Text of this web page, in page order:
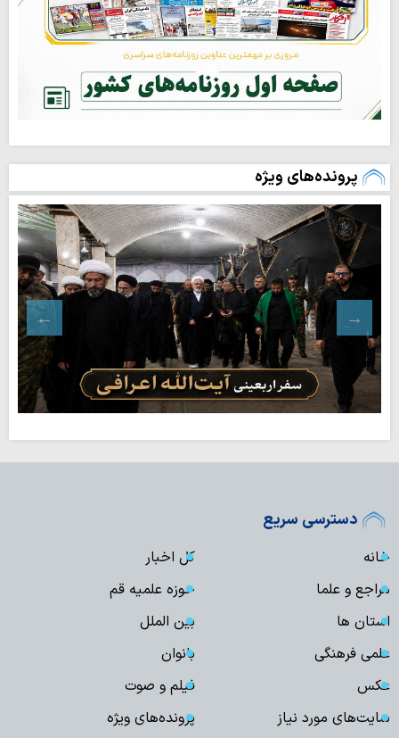
پرونده‌های ویژه
دسترسی سریع
خانه
کل اخبار
مراجع و علما
حوزه علمیه قم
استان ها
بین الملل
علمی فرهنگی
بانوان
عکس
فیلم و صوت
سایت‌های مورد نیاز
پرونده‌های ویژه